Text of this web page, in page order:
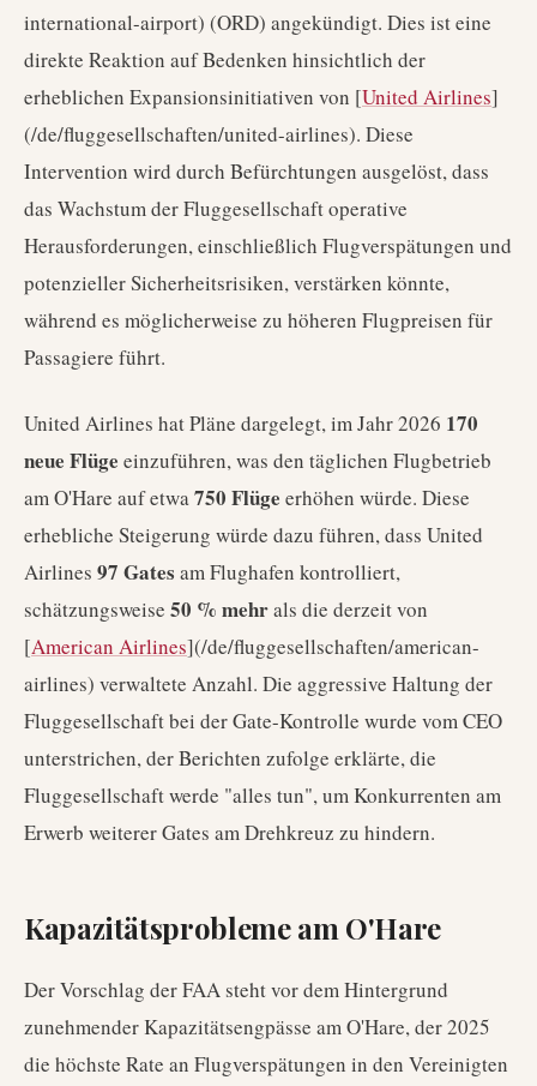
international-airport) (ORD) angekündigt. Dies ist eine
direkte Reaktion auf Bedenken hinsichtlich der
erheblichen Expansionsinitiativen von [United Airlines]
(/de/fluggesellschaften/united-airlines). Diese
Intervention wird durch Befürchtungen ausgelöst, dass
das Wachstum der Fluggesellschaft operative
Herausforderungen, einschließlich Flugverspätungen und
potenzieller Sicherheitsrisiken, verstärken könnte,
während es möglicherweise zu höheren Flugpreisen für
Passagiere führt.
United Airlines hat Pläne dargelegt, im Jahr 2026 170
neue Flüge einzuführen, was den täglichen Flugbetrieb
am O'Hare auf etwa750 Flüge erhöhen würde. Diese
erhebliche Steigerung würde dazu führen, dass United
Airlines 97 Gates am Flughafen kontrolliert,
schätzungsweise 50 % mehrals die derzeit von
[American Airlines](/de/fluggesellschaften/american-
airlines) verwaltete Anzahl. Die aggressive Haltung der
Fluggesellschaft bei der Gate-Kontrolle wurde vom CEO
unterstrichen, der Berichten zufolge erklärte, die
Fluggesellschaft werde "alles tun", um Konkurrenten am
Erwerb weiterer Gates am Drehkreuz zu hindern.
Kapazitätsprobleme am O'Hare
Der Vorschlag der FAA steht vor dem Hintergrund
zunehmender Kapazitätsengpässe am O'Hare, der 2025
die höchste Rate an Flugverspätungen in den Vereinigten